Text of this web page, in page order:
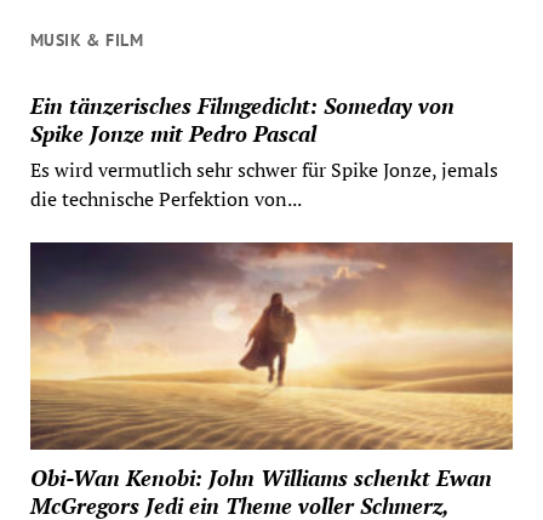
MUSIK & FILM
Ein tänzerisches Filmgedicht: Someday von
Spike Jonze mit Pedro Pascal
Es wird vermutlich sehr schwer für Spike Jonze, jemals
die technische Perfektion von...
Obi-Wan Kenobi: John Williams schenkt Ewan
McGregors Jedi ein Theme voller Schmerz,